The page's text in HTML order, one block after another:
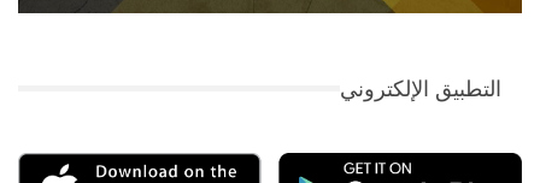
التطبيق الإلكتروني